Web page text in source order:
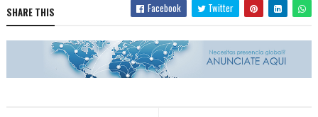
SHARE THIS Facebook Twitter